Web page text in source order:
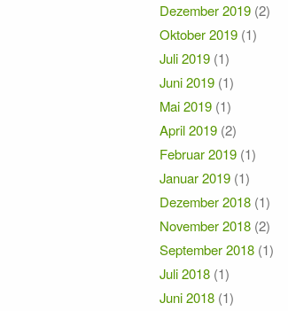
Dezember 2019 (2)
Oktober 2019 (1)
Juli 2019 (1)
Juni 2019 (1)
Mai 2019 (1)
April 2019 (2)
Februar 2019 (1)
Januar 2019 (1)
Dezember 2018 (1)
November 2018 (2)
September 2018 (1)
Juli 2018 (1)
Juni 2018 (1)